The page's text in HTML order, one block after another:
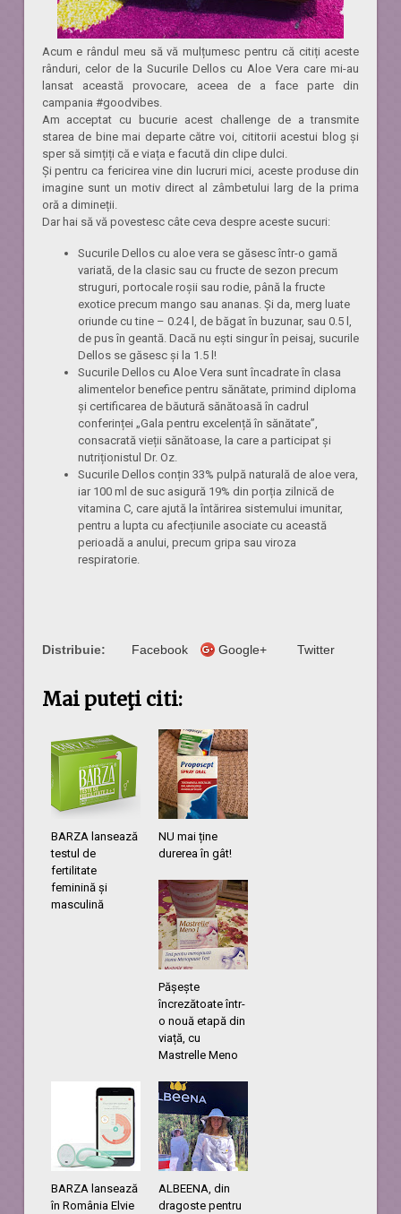
Acum e rândul meu să vă mulțumesc pentru că citiți aceste
rânduri, celor de la Sucurile Dellos cu Aloe Vera care mi-au
lansat această provocare, aceea de a face parte din
campania #goodvibes.
Am acceptat cu bucurie acest challenge de a transmite
starea de bine mai departe către voi, cititorii acestui blog și
sper să simțiți că e viața e facută din clipe dulci.
Și pentru ca fericirea vine din lucruri mici, aceste produse din
imagine sunt un motiv direct al zâmbetului larg de la prima
oră a dimineții.
Dar hai să vă povestesc câte ceva despre aceste sucuri:
Sucurile Dellos cu aloe vera se găsesc într-o gamă
variată, de la clasic sau cu fructe de sezon precum
struguri, portocale roșii sau rodie, până la fructe
exotice precum mango sau ananas. Și da, merg luate
oriunde cu tine – 0.24 l, de băgat în buzunar, sau 0.5 l,
de pus în geantă. Dacă nu ești singur în peisaj, sucurile
Dellos se găsesc și la 1.5 l!
Sucurile Dellos cu Aloe Vera sunt încadrate în clasa
alimentelor benefice pentru sănătate, primind diploma
și certificarea de băutură sănătoasă în cadrul
conferinței „Gala pentru excelență în sănătate”,
consacrată vieții sănătoase, la care a participat și
nutriționistul Dr. Oz.
Sucurile Dellos conțin 33% pulpă naturală de aloe vera,
iar 100 ml de suc asigură 19% din porția zilnică de
vitamina C, care ajută la întărirea sistemului imunitar,
pentru a lupta cu afecțiunile asociate cu această
perioadă a anului, precum gripa sau viroza
respiratorie.
Distribuie: Facebook Google+ Twitter
Mai puteţi citi:
BARZA lansează
testul de
fertilitate
feminină și
masculină
NU mai ține
durerea în gât!
Pășește
încrezătoate într-
o nouă etapă din
viață, cu
Mastrelle Meno
BARZA lansează
în România Elvie
ALBEENA, din
dragoste pentru